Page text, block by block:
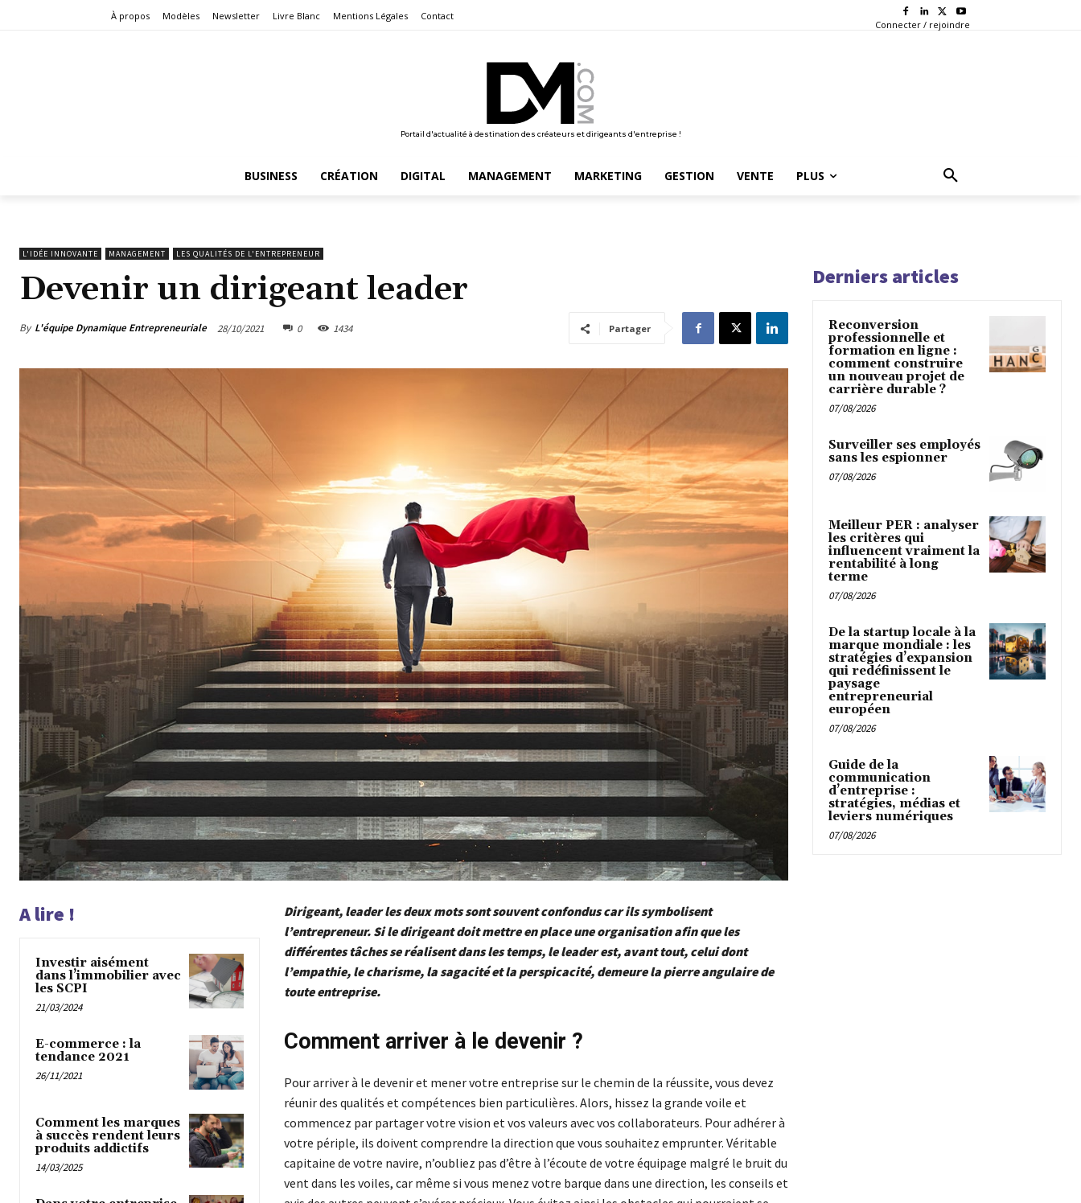
À propos Modèles Newsletter Livre Blanc Mentions Légales Contact
Connecter / rejoindre
Portail d'actualité à destination des créateurs et dirigeants d'entreprise !
BUSINESS CRÉATION DIGITAL MANAGEMENT MARKETING GESTION VENTE PLUS
L'IDÉE INNOVANTE MANAGEMENT LES QUALITÉS DE L'ENTREPRENEUR
Devenir un dirigeant leader
By L'équipe Dynamique Entrepreneuriale 28/10/2021 0 1434 Partager
A lire !
Investir aisément
dans l’immobilier avec
les SCPI
21/03/2024
E-commerce : la
tendance 2021
26/11/2021
Comment les marques
à succès rendent leurs
produits addictifs
14/03/2025
Dirigeant, leader les deux mots sont souvent confondus car ils symbolisent
l’entrepreneur. Si le dirigeant doit mettre en place une organisation afin que les
différentes tâches se réalisent dans les temps, le leader est, avant tout, celui dont
l’empathie, le charisme, la sagacité et la perspicacité, demeure la pierre angulaire de
toute entreprise.
Comment arriver à le devenir ?
Pour arriver à le devenir et mener votre entreprise sur le chemin de la réussite, vous devez
réunir des qualités et compétences bien particulières. Alors, hissez la grande voile et
commencez par partager votre vision et vos valeurs avec vos collaborateurs. Pour adhérer à
votre périple, ils doivent comprendre la direction que vous souhaitez emprunter. Véritable
capitaine de votre navire, n’oubliez pas d’être à l’écoute de votre équipage malgré le bruit du
vent dans les voiles, car même si vous menez votre barque dans une direction, les conseils et
Derniers articles
Reconversion
professionnelle et
formation en ligne :
comment construire
un nouveau projet de
carrière durable ?
07/08/2026
Surveiller ses employés
sans les espionner
07/08/2026
Meilleur PER : analyser
les critères qui
influencent vraiment la
rentabilité à long
terme
07/08/2026
De la startup locale à la
marque mondiale : les
stratégies d’expansion
qui redéfinissent le
paysage
entrepreneurial
européen
07/08/2026
Guide de la
communication
d’entreprise :
stratégies, médias et
leviers numériques
07/08/2026